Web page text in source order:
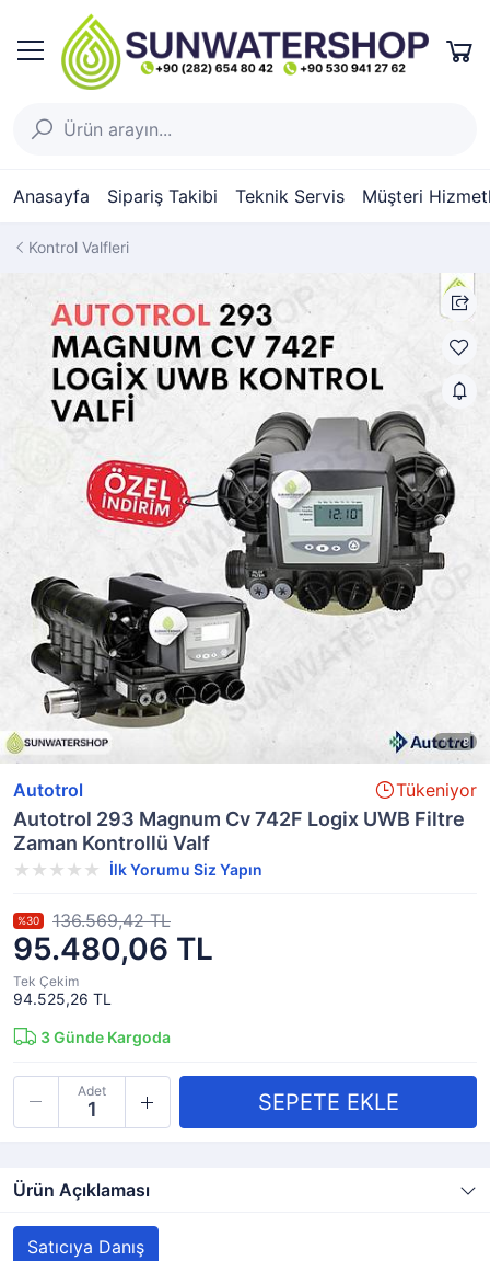
Anasayfa Sipariş Takibi Teknik Servis Müşteri
Kontrol Valfleri
Autotrol Tükeniyor
Autotrol 293 Magnum Cv 742F Logix UWB Filtre
Zaman Kontrollü Valf
İlk Yorumu Siz Yapın
95.480,06 TL
%30 136.569,42 TL
Tek Çekim
94.525,26 TL
3Günde Kargoda
Adet
Ürün Açıklaması
Satıcıya Danış